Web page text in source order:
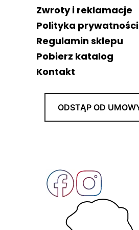
Zwroty i reklamacje
Polityka prywatności
Regulamin sklepu
Pobierz katalog
Kontakt